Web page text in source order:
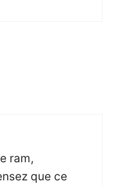
ram,
que ce